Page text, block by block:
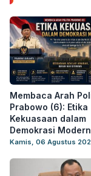
Membaca Arah
Prabowo (6): Etika
Kekuasaan dalam
Demokrasi Modern
Kamis, 06 Agustus